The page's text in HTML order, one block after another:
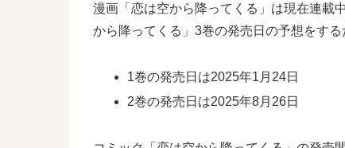
漫画「恋は空から降ってくる」は現在連載
から降ってくる」3巻の発売日の予想をす
1巻の発売日は2025年1月24日
2巻の発売日は2025年8月26日